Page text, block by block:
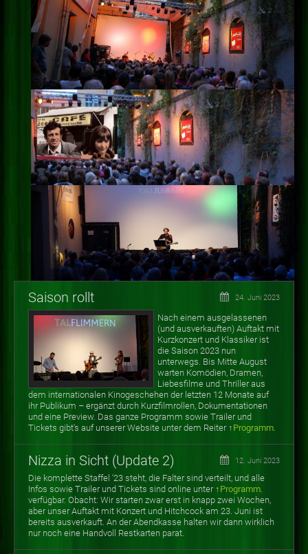
Saison rollt 24. Juni 2023
Nach einem ausgelassenen
(und ausverkauften) Auftakt mit
Kurzkonzert und Klassiker ist
die Saison 2023 nun
unterwegs. Bis Mitte August
warten Komödien, Dramen,
Liebesfilme und Thriller aus
dem internationalen Kinogeschehen der letzten 12 Monate auf
ihr Publikum – ergänzt durch Kurzfilmrollen, Dokumentationen
und eine Preview. Das ganze Programm sowie Trailer und
Tickets gibt's auf unserer Website unter dem Reiter ↑ Programm.
Nizza in Sicht (Update 2) 12. Juni 2023
Die komplette Staffel '23 steht, die Falter sind verteilt, und alle
Infos sowie Trailer und Tickets sind online unter ↑ Programm.
verfügbar. Obacht: Wir starten zwar erst in knapp zwei Wochen,
aber unser Auftakt mit Konzert und Hitchcock am 23. Juni ist
bereits ausverkauft. An der Abendkasse halten wir dann wirklich
nur noch eine Handvoll Restkarten parat.